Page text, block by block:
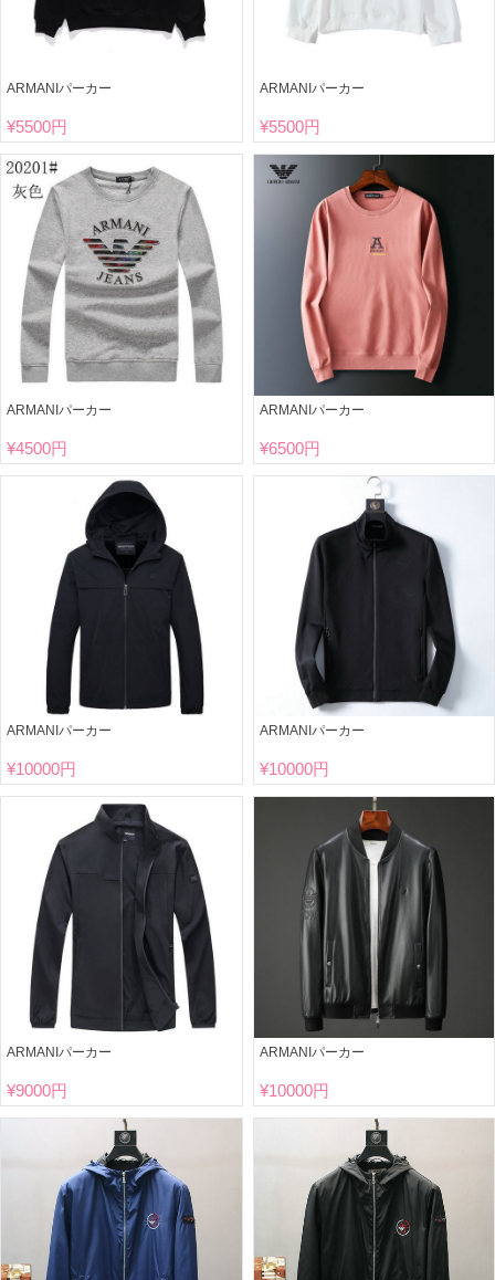
ARMANIパーカー
¥5500円
ARMANIパーカー
¥5500円
ARMANIパーカー
¥4500円
ARMANIパーカー
¥6500円
ARMANIパーカー
¥10000円
ARMANIパーカー
¥10000円
ARMANIパーカー
¥9000円
ARMANIパーカー
¥10000円